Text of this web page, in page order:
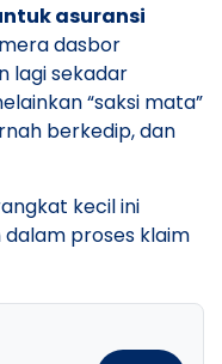
asuransi
dasbor
lagi sekadar
“saksi mata”
berkedip, dan
kecil ini
proses klaim